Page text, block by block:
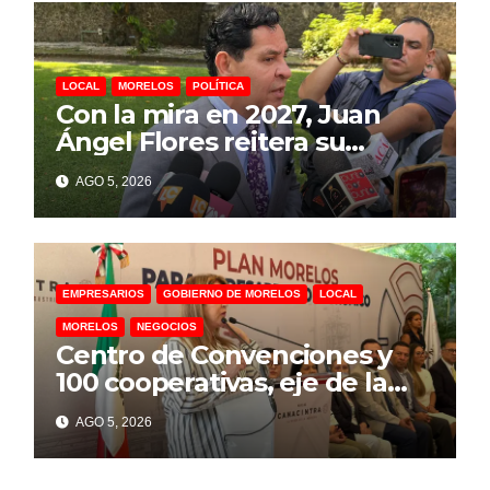
LOCAL MORELOS POLÍTICA
Con la mira en 2027, Juan
Ángel Flores reitera su
intención de buscar la
alcaldía de Cuernavaca
AGO 5, 2026
EMPRESARIOS GOBIERNO DE MORELOS LOCAL
MORELOS NEGOCIOS
Centro de Convenciones y
100 cooperativas, eje de la
estrategia de Margarita
González para detonar la
economía de Morelos
AGO 5, 2026